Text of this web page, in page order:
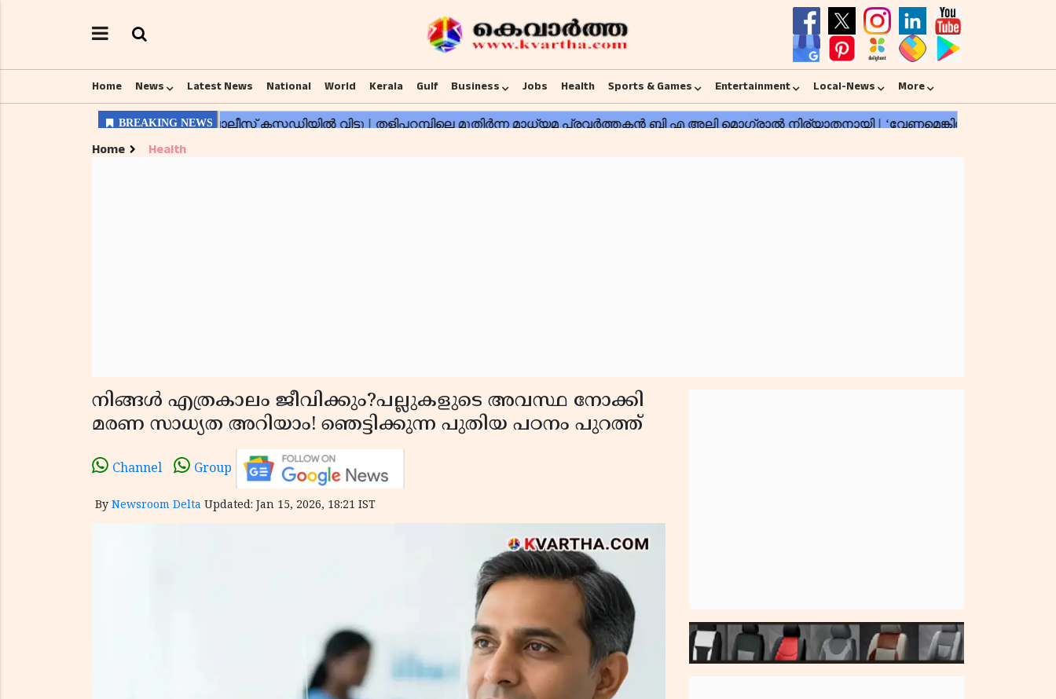
Home News Latest News National World Kerala Gulf Business Jobs Health Sports & Games Entertainment Local-News More
Home Health
നിങ്ങൾ എത്രകാലം ജീവിക്കും?പല്ലുകളുടെ അവസ്ഥ നോക്കി
മരണ സാധ്യത അറിയാം! ഞെട്ടിക്കുന്ന പുതിയ പഠനം പുറത്ത്
Channel Group
By Newsroom Delta Updated: Jan 15, 2026, 18:21 IST